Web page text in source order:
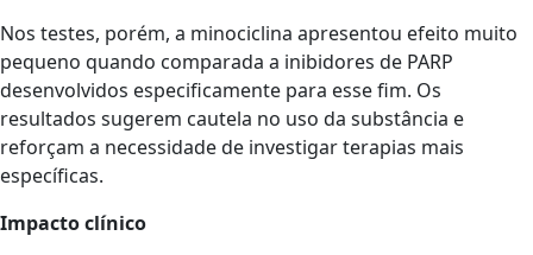
Nos testes, porém, a minociclina apresentou efeito muito
pequeno quando comparada a inibidores de PARP
desenvolvidos especificamente para esse fim. Os
resultados sugerem cautela no uso da substância e
reforçam a necessidade de investigar terapias mais
específicas.
Impacto clínico